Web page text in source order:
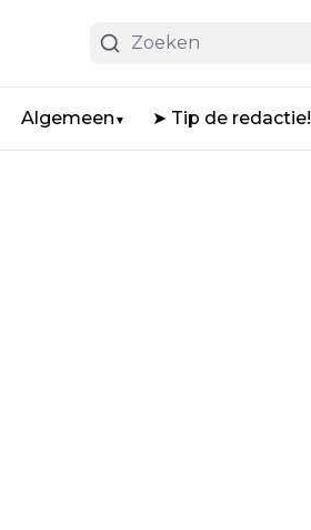
Algemeen ▼ ➤ Tip de redactie!